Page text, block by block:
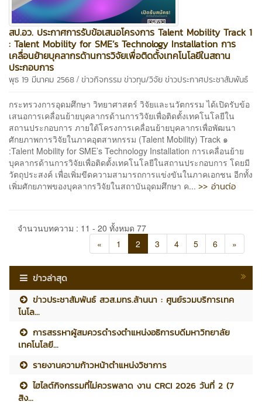
สป.อว. ประกาศการรับข้อเสนอโครงการ Talent Mobility Track 1
: Talent Mobility for SME’s Technology Installation การ
เคลื่อนย้ายบุคลากรด้านการวิจัยเพื่อติดตั้งเทคโนโลยีในสถาน
ประกอบการ
พุธ 19 มีนาคม 2568 / ข่าวกิจกรรมข่าวทุน/วิจัยข่าวประกาศประชาสัมพันธ์
กระทรวงการอุดมศึกษา วิทยาศาสตร์ วิจัยและนวัตกรรม ได้เปิดรับข้อ
เสนอการเคลื่อนย้ายบุคลากรด้านการวิจัยเพื่อติดตั้งเทคโนโลยีใน
สถานประกอบการ ภายใต้โครงการเคลื่อนย้ายบุคลากรเพื่อพัฒนา
ศักยภาพการวิจัยในภาคอุตสาหกรรม (Talent Mobility) Track ๑
:Talent Mobility for SME’s Technology Installation การเคลื่อนย้าย
บุคลากรด้านการวิจัยเพื่อติดตั้งเทคโนโลยีในสถานประกอบการ โดยมี
วัตถุประสงค์ เพื่อเพิ่มขีดความสามารถการแข่งขันในภาคเอกชน อีกทั้ง
เพิ่มศักยภาพของบุคลากรวิจัยในสถาบันอุดมศึกษา ค... >> อ่านต่อ
จำนวนบทความ : 11 - 20 ทั้งหมด 77
«
1 2 3 4 5 6 »
ข่าวล่าสุด
ข่าวประชาสัมพันธ์ สวส.มทร.ล้านนา : ศูนย์รวมบริการเทค
โนโล...
การสรรหาผู้สมควรดำรงตำแหน่งอธิการบดีมหาวิทยาลัย
เทคโนโลยี...
รายงานความก้าวหน้าตำแหน่งวิชาการ
ไฮไลต์กิจกรรมที่ไม่ควรพลาด งาน CRCI 2026 วันที่ 2 (7
สิง...